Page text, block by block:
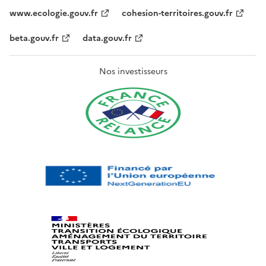
www.ecologie.gouv.fr
cohesion-territoires.gouv.fr
beta.gouv.fr
data.gouv.fr
Nos investisseurs